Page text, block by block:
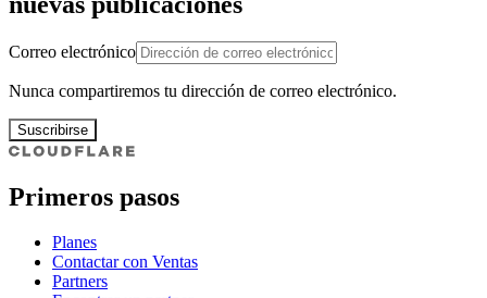
Correo electrónico
Nunca compartiremos tu dirección de correo electrónico.
Suscribirse
Primeros pasos
Planes
Contactar con Ventas
Partners